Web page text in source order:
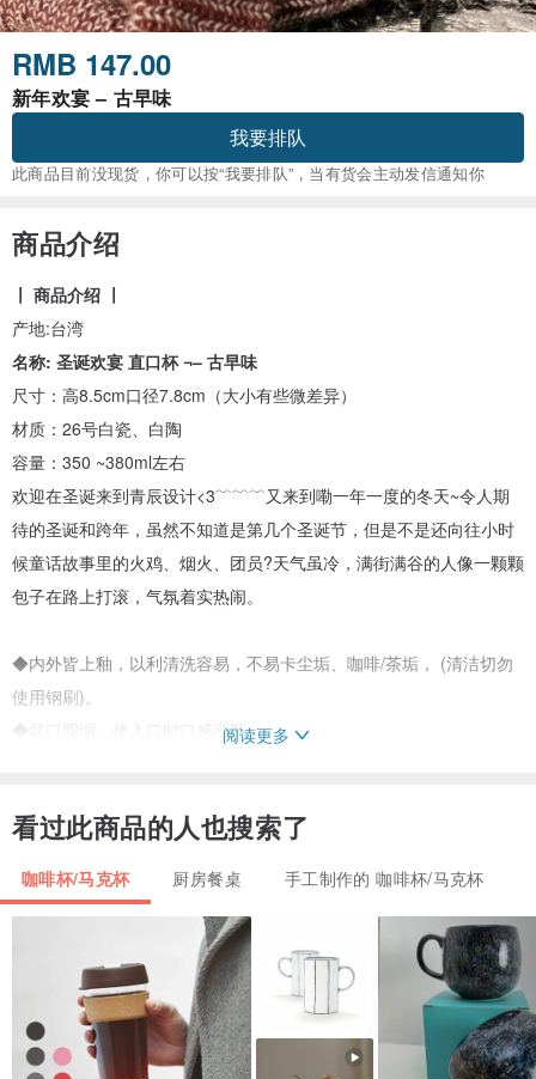
RMB 147.00
新年欢宴 – 古早味
我要排队
此商品目前没现货，你可以按“我要排队”，当有货会主动发信通知你
商品介绍
〡 商品介绍 〡
产地:台湾
名称: 圣诞欢宴 直口杯 ¬– 古早味
尺寸：高8.5cm口径7.8cm（大小有些微差异）
材质：26号白瓷、白陶
容量：350 ~380ml左右
欢迎在圣诞来到青辰设计<3﹋﹋﹋又来到嘞一年一度的冬天~令人期
待的圣诞和跨年，虽然不知道是第几个圣诞节，但是不是还向往小时
候童话故事里的火鸡、烟火、团员?天气虽冷，满街满谷的人像一颗颗
包子在路上打滚，气氛着实热闹。
◆内外皆上釉，以利清洗容易，不易卡尘垢、咖啡/茶垢， (清洁切勿
使用钢刷)。
◆盆口圆润，使入口时口感滑顺
◆观赏性佳。
〡手作商品特色 〡
每件作品都是全手工制作而成，作品尺寸与釉色亦会因为不同因素产
生些微差异；商品表面会出现左右不对称及小瑕疵气泡等，虽外型些
许不工整，以及质感有着朴拙的表现，但这就是手工的温暖所在，属
手作商品特色。
阅读更多
看过此商品的人也搜索了
咖啡杯/马克杯 厨房餐桌 手工制作的 咖啡杯/马克杯